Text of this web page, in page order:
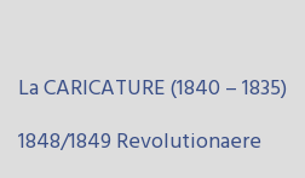
La CARICATURE (1840 – 1835)
1848/1849 Revolutionaere